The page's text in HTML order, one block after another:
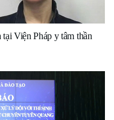
tại Viện Pháp y tâm thần